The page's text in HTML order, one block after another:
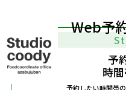
Web予
予
時
予約したい時間帯の